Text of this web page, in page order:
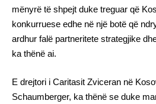
mënyrë të shpejt duke treguar që
konkurruese edhe në një botë që
ardhur falë partneritete strategjike
ka thënë ai.
E drejtori i Caritasit Zviceran në
Schaumberger, ka thënë se duke